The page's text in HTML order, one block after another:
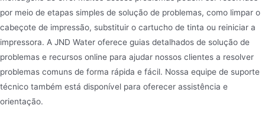
por meio de etapas simples de solução de problemas, como limpar o
cabeçote de impressão, substituir o cartucho de tinta ou reiniciar a
impressora. A JND Water oferece guias detalhados de solução de
problemas e recursos online para ajudar nossos clientes a resolver
problemas comuns de forma rápida e fácil. Nossa equipe de suporte
técnico também está disponível para oferecer assistência e
orientação.